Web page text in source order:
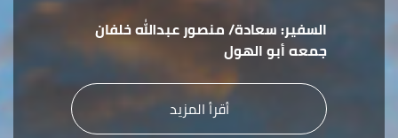
السفير:سعادة/ منصور عبدالله خلفان
جمعه أبو الهول
أقرأ المزيد